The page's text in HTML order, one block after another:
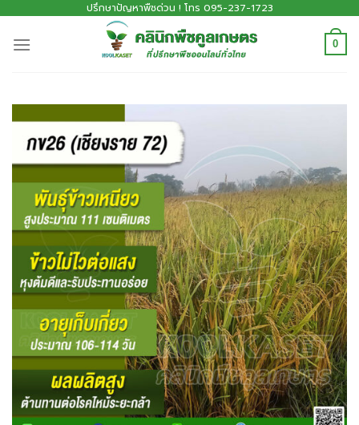
ปรึกษาปัญหาพืชด่วน ! โทร 095-237-1723
0